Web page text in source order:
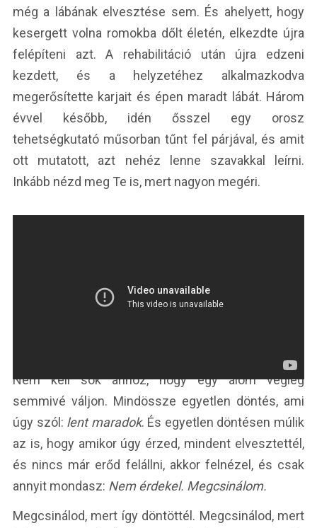
még a lábának elvesztése sem. És ahelyett, hogy
kesergett volna romokba dőlt életén, elkezdte újra
felépíteni azt. A rehabilitáció után újra edzeni
kezdett, és a helyzetéhez alkalmazkodva
megerősítette karjait és épen maradt lábát. Három
évvel később, idén ősszel egy orosz
tehetségkutató műsorban tűnt fel párjával, és amit
ott mutatott, azt nehéz lenne szavakkal leírni.
Inkább nézd meg Te is, mert nagyon megéri.
Nem kell sok ahhoz, hogy egy álom végleg
semmivé váljon. Mindössze egyetlen döntés, ami
úgy szól: lent maradok. És egyetlen döntésen múlik
az is, hogy amikor úgy érzed, mindent elvesztettél,
és nincs már erőd felállni, akkor felnézel, és csak
annyit mondasz: Nem érdekel. Megcsinálom.
Megcsinálod, mert így döntöttél. Megcsinálod, mert